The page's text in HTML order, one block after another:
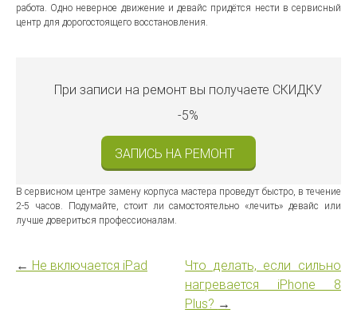
работа. Одно неверное движение и девайс придётся нести в сервисный
центр для дорогостоящего восстановления.
При записи на ремонт вы получаете СКИДКУ
-5%
ЗАПИСЬ НА РЕМОНТ
В сервисном центре замену корпуса мастера проведут быстро, в течение
2-5 часов. Подумайте, стоит ли самостоятельно «лечить» девайс или
лучше довериться профессионалам.
← Не включается iPad
Что делать, если сильно
нагревается iPhone 8
Plus? →